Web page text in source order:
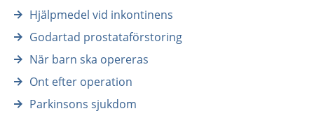
Hjälpmedel vid inkontinens
Godartad prostataförstoring
När barn ska opereras
Ont efter operation
Parkinsons sjukdom